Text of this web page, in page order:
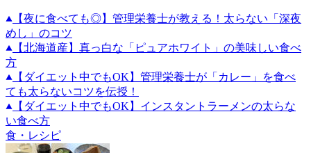
【夜に食べても◎】管理栄養士が教える！太らない「深夜
めし」のコツ
【北海道産】真っ白な「ピュアホワイト」の美味しい食べ
方
【ダイエット中でもOK】管理栄養士が「カレー」を食べ
ても太らないコツを伝授！
【ダイエット中でもOK】インスタントラーメンの太らな
い食べ方
食・レシピ